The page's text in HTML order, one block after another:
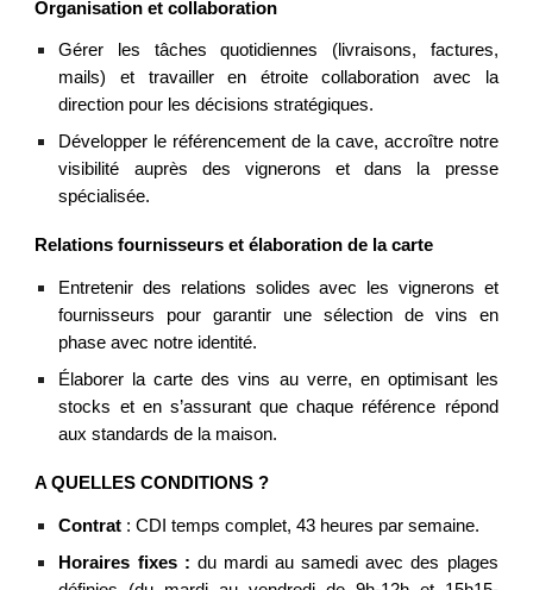
Organisation et collaboration
Gérer les tâches quotidiennes (livraisons, factures,
mails) et travailler en étroite collaboration avec la
direction pour les décisions stratégiques.
Développer le référencement de la cave, accroître notre
visibilité auprès des vignerons et dans la presse
spécialisée.
Relations fournisseurs et élaboration de la carte
Entretenir des relations solides avec les vignerons et
fournisseurs pour garantir une sélection de vins en
phase avec notre identité.
Élaborer la carte des vins au verre, en optimisant les
stocks et en s’assurant que chaque référence répond
aux standards de la maison.
A QUELLES CONDITIONS ?
Contrat : CDI temps complet, 43 heures par semaine.
Horaires fixes : du mardi au samedi avec des plages